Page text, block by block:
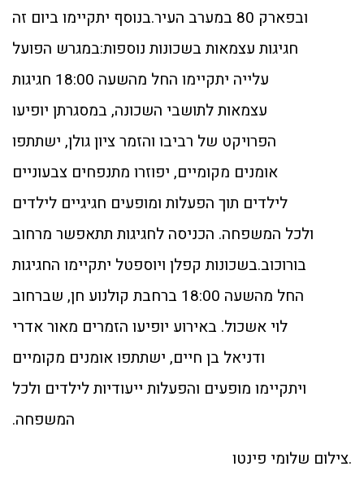
ובפארק 80 במערב העיר.בנוסף יתקיימו ביום זה
חגיגות עצמאות בשכונות נוספות:במגרש הפועל
עלייה יתקיימו החל מהשעה 18:00 חגיגות
עצמאות לתושבי השכונה, במסגרתן יופיעו
הפרויקט של רביבו והזמר ציון גולן, ישתתפו
אומנים מקומיים, יפוזרו מתנפחים צבעוניים
לילדים תוך הפעלות ומופעים חגיגיים לילדים
ולכל המשפחה. הכניסה לחגיגות תתאפשר מרחוב
בורוכוב.בשכונות קפלן ויוספטל יתקיימו החגיגות
החל מהשעה 18:00 ברחבת קולנוע חן, שברחוב
לוי אשכול. באירוע יופיעו הזמרים מאור אדרי
ודניאל בן חיים, ישתתפו אומנים מקומיים
ויתקיימו מופעים והפעלות ייעודיות לילדים ולכל
המשפחה.
.צילום שלומי פינטו